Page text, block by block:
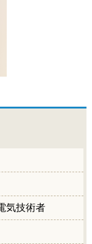
気技術者